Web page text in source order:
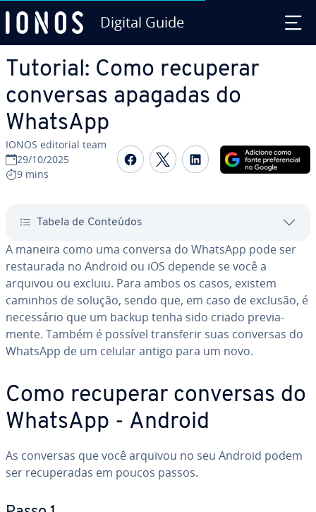
Digital Guide
Tutorial: Como recuperar
conversas apagadas do
WhatsApp
IONOS editorial team
29/10/2025
9 mins
Com­par­ti­lhar no
Com­par­ti­lhar no
Com­par­ti­lhar
Tabela de Conteúdos
A maneira como uma conversa do WhatsApp pode ser
res­tau­rada no Android ou iOS depende se você a
arquivou ou excluiu. Para ambos os casos, existem
caminhos de solução, sendo que, em caso de exclusão, é
ne­ces­sá­rio que um backup tenha sido criado pre­vi­a­
mente. Também é possível trans­fe­rir suas conversas do
WhatsApp de um celular antigo para um novo.
Como recuperar conversas do
WhatsApp - Android
As conversas que você arquivou no seu Android podem
ser re­cu­pe­ra­das em poucos passos.